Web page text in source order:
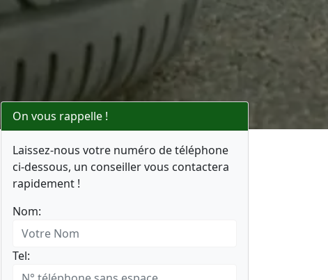
On vous rappelle !
Laissez-nous votre numéro de téléphone
ci-dessous, un conseiller vous contactera
rapidement !
Nom:
Tel: